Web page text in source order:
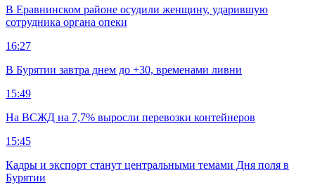
В Еравнинском районе осудили женщину, ударившую
сотрудника органа опеки
16:27
В Бурятии завтра днем до +30, временами ливни
15:49
На ВСЖД на 7,7% выросли перевозки контейнеров
15:45
Кадры и экспорт станут центральными темами Дня поля в
Бурятии